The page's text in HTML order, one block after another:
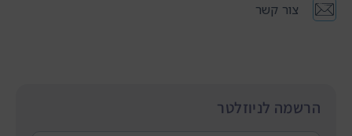
צור קשר
הרשמה לניוזלטר